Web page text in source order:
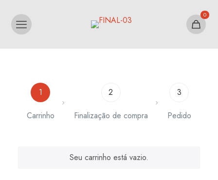
0
1
Carrinho
2
Finalização de compra
3
Pedido
Seu carrinho está vazio.